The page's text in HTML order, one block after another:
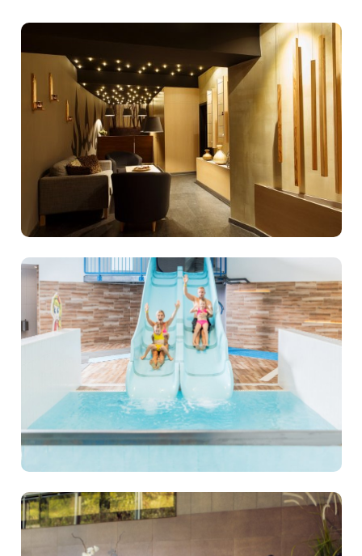
Pobyty
Hotely
Rodiny